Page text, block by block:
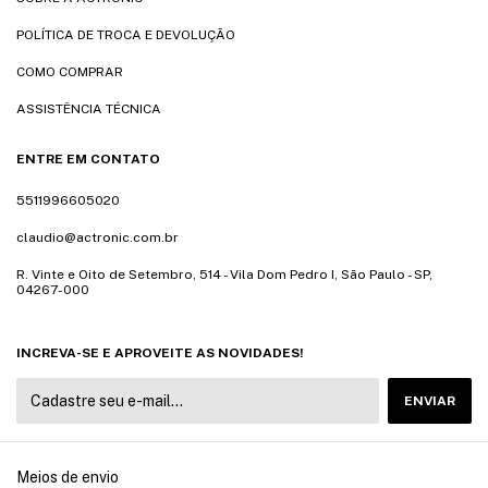
POLÍTICA DE TROCA E DEVOLUÇÃO
COMO COMPRAR
ASSISTÊNCIA TÉCNICA
ENTRE EM CONTATO
5511996605020
claudio@actronic.com.br
R. Vinte e Oito de Setembro, 514 - Vila Dom Pedro I, São Paulo - SP,
04267-000
INCREVA-SE E APROVEITE AS NOVIDADES!
Meios de envio